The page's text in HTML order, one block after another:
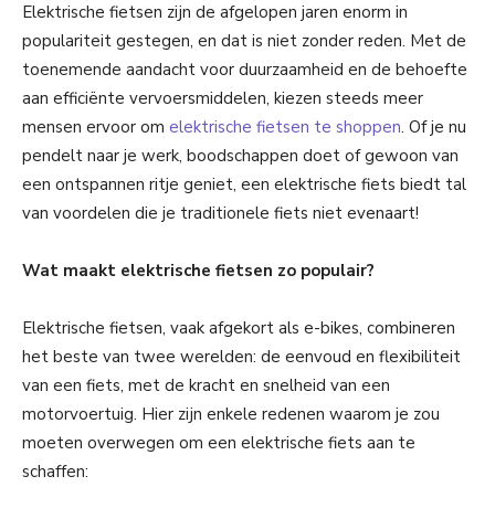
Elektrische fietsen zijn de afgelopen jaren enorm in
populariteit gestegen, en dat is niet zonder reden. Met de
toenemende aandacht voor duurzaamheid en de behoefte
aan efficiënte vervoersmiddelen, kiezen steeds meer
mensen ervoor om elektrische fietsen te shoppen. Of je nu
pendelt naar je werk, boodschappen doet of gewoon van
een ontspannen ritje geniet, een elektrische fiets biedt tal
van voordelen die je traditionele fiets niet evenaart!
Wat maakt elektrische fietsen zo populair?
Elektrische fietsen, vaak afgekort als e-bikes, combineren
het beste van twee werelden: de eenvoud en flexibiliteit
van een fiets, met de kracht en snelheid van een
motorvoertuig. Hier zijn enkele redenen waarom je zou
moeten overwegen om een elektrische fiets aan te
schaffen: